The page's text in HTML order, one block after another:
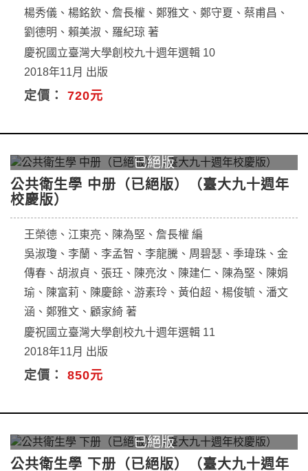
楊秀儀、楊銘欽、詹長權、鄭雅文、鄭守夏、蔡甫昌、
劉德明、賴美淑、羅紀琼 著
慶祝國立臺灣大學創校九十週年選輯 10
2018年11月 出版
定價： 720元
公共衛生學 中册（已絕版）（臺大九十週年
校慶版）
王榮德、江東亮、陳為堅、詹長權 編
吳淑瓊、李蘭、李孟智、李龍騰、周碧瑟、季瑋珠、金
傳春、胡淑貞、張玨、陳亮汝、陳建仁、陳為堅、陳娟
瑜、陳富莉、陳慶餘、游素玲、黃伯超、楊俊毓、潘文
涵、鄭雅文、顧家綺 著
慶祝國立臺灣大學創校九十週年選輯 11
2018年11月 出版
定價： 850元
公共衛生學 下册（已絕版）（臺大九十週年